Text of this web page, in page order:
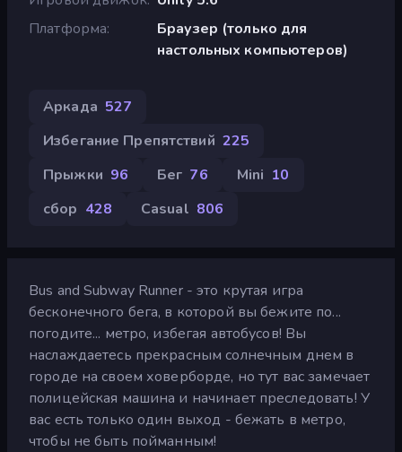
Платформа
Браузер (только для
настольных компьютеров)
Аркада 527
Избегание Препятствий 225
Прыжки 96 Бег 76 Mini 10
сбор 428 Casual 806
Bus and Subway Runner - это крутая игра
бесконечного бега, в которой вы бежите по...
погодите... метро, избегая автобусов! Вы
наслаждаетесь прекрасным солнечным днем в
городе на своем ховерборде, но тут вас замечает
полицейская машина и начинает преследовать! У
вас есть только один выход - бежать в метро,
чтобы не быть пойманным!